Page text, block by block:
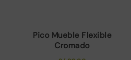
Pico Mueble Flexible
Cromado